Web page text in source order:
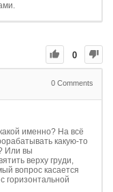
0
0 Comments
именно? На всё
какую-то
Или вы
верху груди,
вопрос касается
горизонтальной